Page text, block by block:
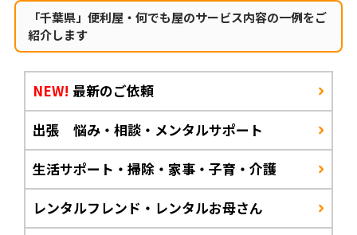
「千葉県」便利屋・何でも屋のサービス内容の一例をご
紹介します
NEW! 最新のご依頼
出張 悩み・相談・メンタルサポート
生活サポート・掃除・家事・子育・介護
レンタルフレンド・レンタルお母さん